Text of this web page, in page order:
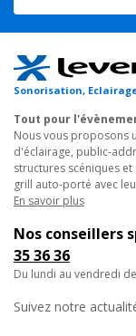
Grace à la
transmettre le signal
Barre de
L'installation est
pneumatique
assurant aussi la
Caractéristiques
Colonne
• Impédance
Sonorisation,
Tout pour
Nous vous proposons
d'éclairage, public-
structures scéniques
grill auto-porté avec
En savoir plus
Nos conseillers
35 36 36
du lundi au vendredi
Suivez notre